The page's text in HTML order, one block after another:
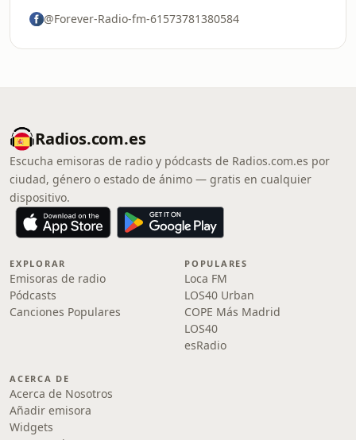
@Forever-Radio-fm-61573781380584
Radios.com.es
Escucha emisoras de radio y pódcasts de Radios.com.es por
ciudad, género o estado de ánimo — gratis en cualquier
dispositivo.
EXPLORAR
Emisoras de radio
Pódcasts
Canciones Populares
POPULARES
Loca FM
LOS40 Urban
COPE Más Madrid
LOS40
esRadio
ACERCA DE
Acerca de Nosotros
Añadir emisora
Widgets